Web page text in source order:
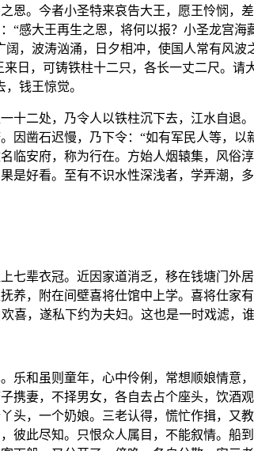
恩。今者小圣特来哀告大王，愿王怜悯，
感大王再生之恩，将何以报？小圣龙宫
，波涛汹涌，日夕相冲，使国人常有风
日，可铸铁柱十二只，各长一丈二尺。
钱王惊觉。
十二处，乃令人以铁柱沉下去，江水自退
因凿石迟慢，乃下令：“如有军民人等，
临安府，称为行在。方始人烟辕集，风俗
是好看。至有不识水性深浅者，学弄潮，
七辈衣冠。近因家道消乏，移在钱塘门外
养，附在间壁喜将仕馆中上学。喜将仕家
喜，遂私下约为夫妇。这也是一时戏滤，
乐和虽则童年，心中伶俐，常想顺娘情意
携妻，不择男女，各自去占个座头，饮酒
头，一个奶娘。三老认得，慌忙作揖，又
彼此尽知。只恨众人属目，不能叙情。船